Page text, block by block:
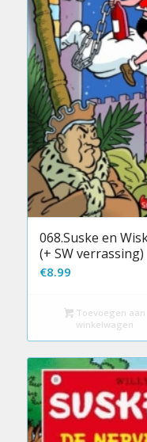
068.Suske en
(+ SW verrassing)
€8.99
Toevoegen aan
winkelwagen